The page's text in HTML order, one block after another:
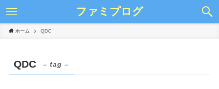
ファミプログ
ホーム QDC
QDC – tag –